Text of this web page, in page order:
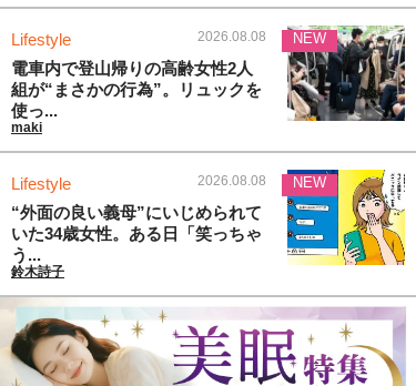
Lifestyle 2026.08.08
電車内で登山帰りの高齢女性2人
組が“まさかの行為”。リュックを
使っ...
maki
NEW
Lifestyle 2026.08.08
“外面の良い義母”にいじめられて
いた34歳女性。ある日「笑っちゃ
う...
鈴木詩子
NEW